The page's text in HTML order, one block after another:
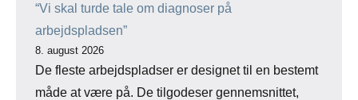
“Vi skal turde tale om diagnoser på
arbejdspladsen”
8. august 2026
De fleste arbejdspladser er designet til en bestemt
måde at være på. De tilgodeser gennemsnittet,